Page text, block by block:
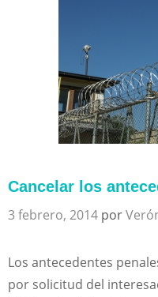
Cancelar los
3 febrero, 2014 por
Los antecedentes
por solicitud del